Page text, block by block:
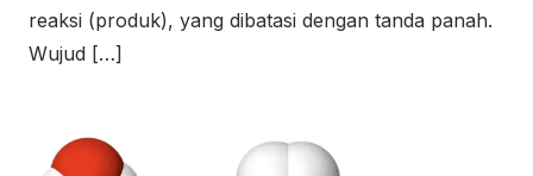
reaksi (produk), yang dibatasi dengan tanda panah.
Wujud […]